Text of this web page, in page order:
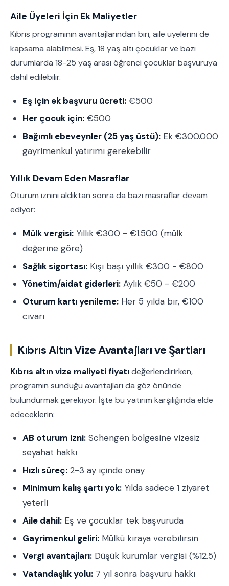
Aile Üyeleri İçin Ek Maliyetler
Kıbrıs programının avantajlarından biri, aile üyelerini de
kapsama alabilmesi. Eş, 18 yaş altı çocuklar ve bazı
durumlarda 18-25 yaş arası öğrenci çocuklar başvuruya
dahil edilebilir.
Eş için ek başvuru ücreti: €500
Her çocuk için: €500
Bağımlı ebeveynler (25 yaş üstü): Ek €300.000
gayrimenkul yatırımı gerekebilir
Yıllık Devam Eden Masraflar
Oturum iznini aldıktan sonra da bazı masraflar devam
ediyor:
Mülk vergisi: Yıllık €300 - €1.500 (mülk
değerine göre)
Sağlık sigortası: Kişi başı yıllık €300 - €800
Yönetim/aidat giderleri: Aylık €50 - €200
Oturum kartı yenileme: Her 5 yılda bir, €100
civarı
Kıbrıs Altın Vize Avantajları ve Şartları
Kıbrıs altın vize maliyeti fiyatıdeğerlendirirken,
programın sunduğu avantajları da göz önünde
bulundurmak gerekiyor. İşte bu yatırım karşılığında elde
edeceklerin:
AB oturum izni: Schengen bölgesine vizesiz
seyahat hakkı
Hızlı süreç: 2-3 ay içinde onay
Minimum kalış şartı yok: Yılda sadece 1 ziyaret
yeterli
Aile dahil: Eş ve çocuklar tek başvuruda
Gayrimenkul geliri: Mülkü kiraya verebilirsin
Vergi avantajları: Düşük kurumlar vergisi (%12.5)
Vatandaşlık yolu: 7 yıl sonra başvuru hakkı